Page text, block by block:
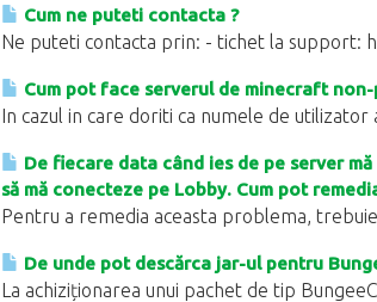
Cum ne puteti contacta ?
Ne puteti contacta prin: - tichet la support:
Cum pot face serverul de minecraft non-
In cazul in care doriti ca numele de
De fiecare data când ies de pe server
să mă conecteze pe Lobby. Cum pot
Pentru a remedia aceasta problema,
De unde pot descărca jar-ul pentru
La achiziționarea unui pachet de tip